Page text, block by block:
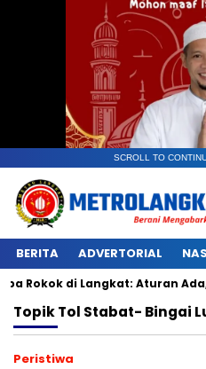
SCROLL TO
BERITA ADVERTORIAL
di Langkat: Aturan Ada,
TopikTol Stabat- Bingai
Peristiwa